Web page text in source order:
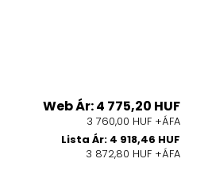
Web Ár: 4 775,20 HUF
3 760,00 HUF +ÁFA
Lista Ár: 4 918,46 HUF
3 872,80 HUF +ÁFA